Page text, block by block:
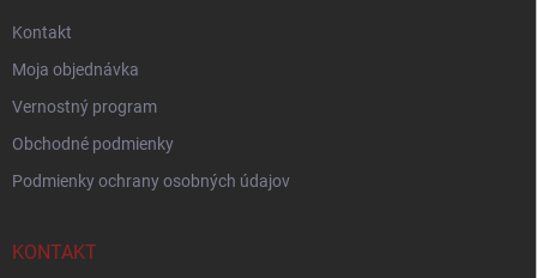
Kontakt
Moja objednávka
Vernostný program
Obchodné podmienky
Podmienky ochrany osobných údajov
KONTAKT